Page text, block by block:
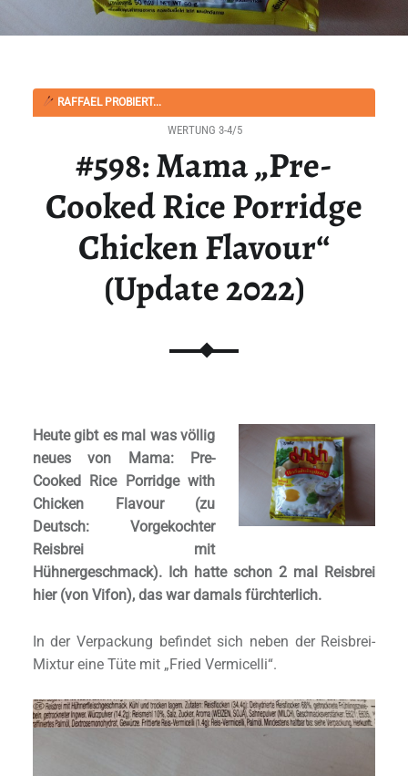
RAFFAEL PROBIERT...
#598: Mama „Pre-
Cooked Rice Porridge
Chicken Flavour“
(Update 2022)
WERTUNG 3-4/5
Heute gibt es mal was völlig
neues von Mama: Pre-
Cooked Rice Porridge with
Chicken Flavour (zu
Deutsch: Vorgekochter
Reisbrei mit
Hühnergeschmack). Ich hatte schon 2 mal Reisbrei
hier (von Vifon), das war damals fürchterlich.
In der Verpackung befindet sich neben der Reisbrei-
Mixtur eine Tüte mit „Fried Vermicelli“.